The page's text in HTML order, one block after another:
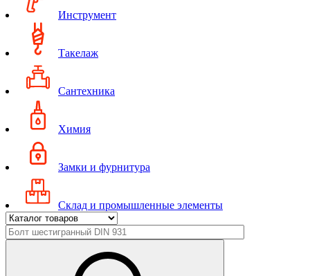
Инструмент
Такелаж
Сантехника
Химия
Замки и фурнитура
Склад и промышленные элементы